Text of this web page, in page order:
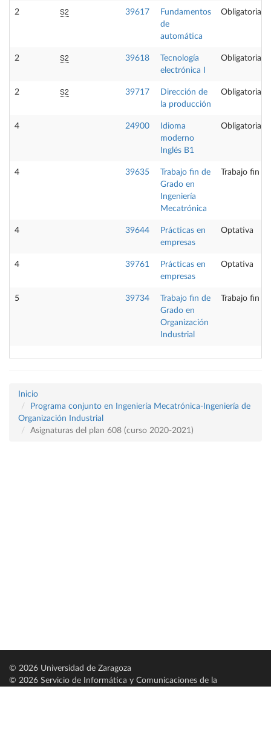
2 S2 39617
Fundamentos
de
automática
Obligatoria
2 S2 39618
Tecnología
electrónica I
Obligatoria
2 S2 39717
Dirección de
la producción
Obligatoria
4 24900
Idioma
moderno
Inglés B1
Obligatoria
4 39635
Trabajo fin de
Grado en
Ingeniería
Mecatrónica
Trabajo fin
4 39644
Prácticas en
empresas
Optativa
4 39761
Prácticas en
empresas
Optativa
5 39734
Trabajo fin de
Grado en
Organización
Industrial
Trabajo fin
Inicio
Programa conjunto en Ingeniería Mecatrónica-Ingeniería de
Organización Industrial
Asignaturas del plan 608 (curso 2020-2021)
© 2026 Universidad de Zaragoza
© 2026 Servicio de Informática y Comunicaciones de la